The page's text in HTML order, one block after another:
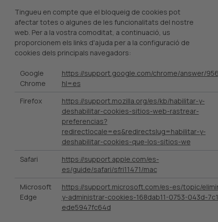
Tingueu en compte que el bloqueig de cookies pot
afectar totes o algunes de les funcionalitats del nostre
web. Per a la vostra comoditat, a continuació, us
proporcionem els links d'ajuda per a la configuració de
cookies dels principals navegadors:
Google
Chrome
https://support.google.com/chrome/answer/
hl=es
Firefox
https://support.mozilla.org/es/kb/habilitar-y-
deshabilitar-cookies-sitios-web-rastrear-
preferencias?
redirectlocale=es&redirectslug=habilitar-y-
deshabilitar-cookies-que-los-sitios-we
Safari
https://support.apple.com/es-
es/guide/safari/sfri11471/mac
Microsoft
Edge
https://support.microsoft.com/es-es/topic/
y-administrar-cookies-168dab11-0753-043d-
ede5947fc64d